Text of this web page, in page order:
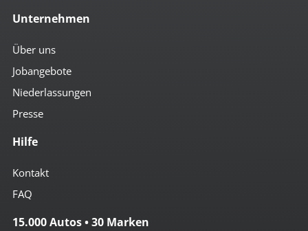
Unternehmen
Über uns
Jobangebote
Niederlassungen
Presse
Hilfe
Kontakt
FAQ
15.000 Autos • 30 Marken